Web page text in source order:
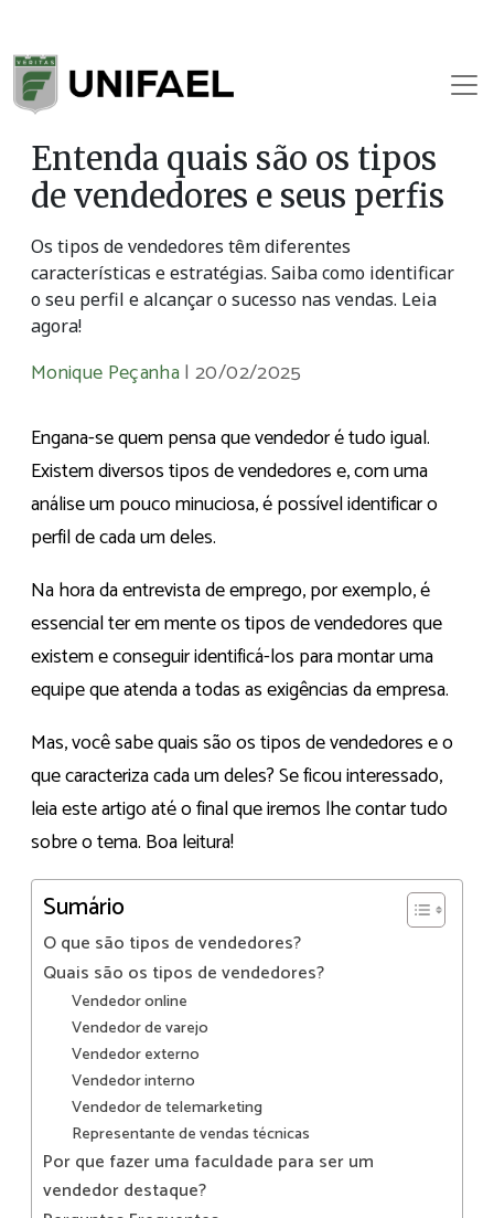
Entenda quais são os tipos
de vendedores e seus perfis
Os tipos de vendedores têm diferentes
características e estratégias. Saiba como identificar
o seu perfil e alcançar o sucesso nas vendas. Leia
agora!
Monique Peçanha |20/02/2025
Engana-se quem pensa que vendedor é tudo igual.
Existem diversos tipos de vendedores e, com uma
análise um pouco minuciosa, é possível identificar o
perfil de cada um deles.
Na hora da entrevista de emprego, por exemplo, é
essencial ter em mente os tipos de vendedores que
existem e conseguir identificá-los para montar uma
equipe que atenda a todas as exigências da empresa.
Mas, você sabe quais são os tipos de vendedores e o
que caracteriza cada um deles? Se ficou interessado,
leia este artigo até o final que iremos lhe contar tudo
sobre o tema. Boa leitura!
Sumário
O que são tipos de vendedores?
Quais são os tipos de vendedores?
Vendedor online
Vendedor de varejo
Vendedor externo
Vendedor interno
Vendedor de telemarketing
Representante de vendas técnicas
Por que fazer uma faculdade para ser um
vendedor destaque?